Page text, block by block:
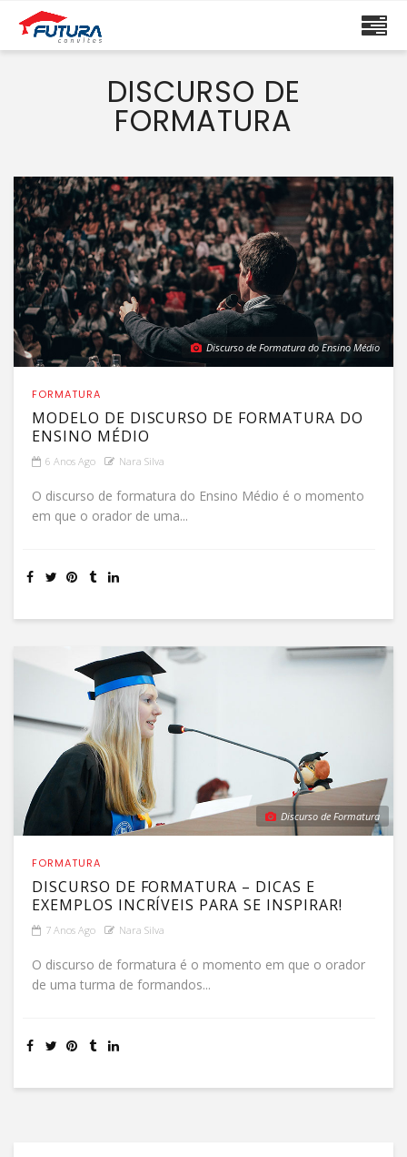
DISCURSO DE
FORMATURA
Discurso de Formatura do Ensino Médio
FORMATURA
MODELO DE DISCURSO DE FORMATURA DO
ENSINO MÉDIO
6 Anos Ago Nara Silva
O discurso de formatura do Ensino Médio é o momento
em que o orador de uma...
Discurso de Formatura
FORMATURA
DISCURSO DE FORMATURA – DICAS E
EXEMPLOS INCRÍVEIS PARA SE INSPIRAR!
7 Anos Ago Nara Silva
O discurso de formatura é o momento em que o orador
de uma turma de formandos...